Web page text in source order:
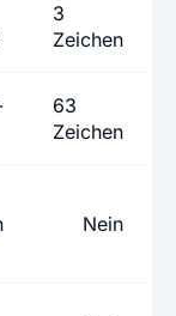
3
Zeichen
63
Zeichen
Nein